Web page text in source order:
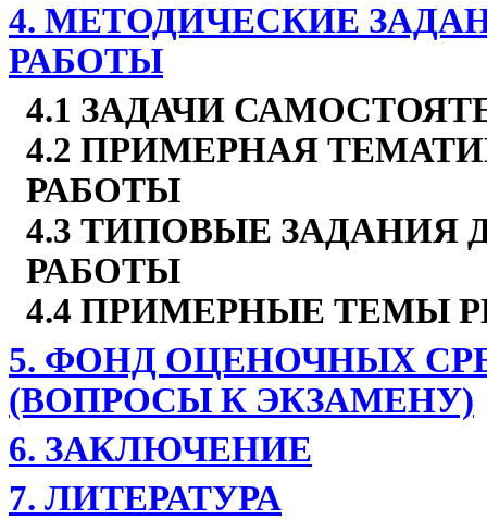
4. МЕТОДИЧЕСКИЕ
РАБОТЫ
4.1 ЗАДАЧИ
4.2 ПРИМЕРНАЯ
РАБОТЫ
4.3 ТИПОВЫЕ
РАБОТЫ
4.4 ПРИМЕРНЫЕ ТЕМЫ
5. ФОНД ОЦЕНОЧНЫХ
(ВОПРОСЫ К ЭКЗАМЕНУ)
6. ЗАКЛЮЧЕНИЕ
7. ЛИТЕРАТУРА